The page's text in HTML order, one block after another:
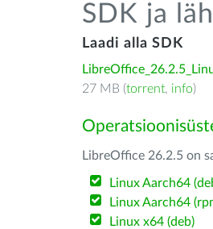
SDK ja
Laadi alla SDK
27 MB (torrent, info)
LibreOffice 26.2.5 on
Linux Aarch64
Linux Aarch64
Linux x64 (deb)